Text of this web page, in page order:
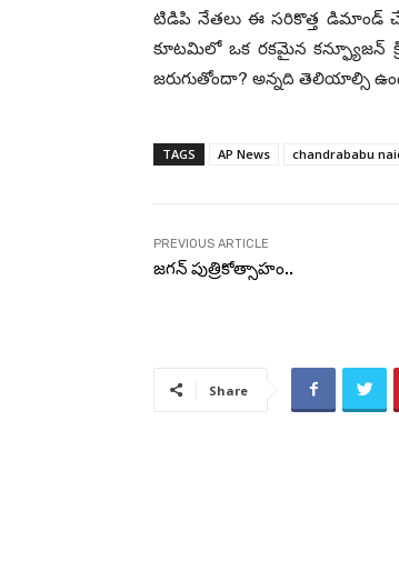
టిడిపి నేతలు ఈ సరికొత్త డిమాండ్
కూటమిలో ఒక రకమైన కన్ఫ్యూజన్
జరుగుతోందా? అన్నది తెలియాల్సి
TAGS AP News chandrababu
PREVIOUS ARTICLE
జగన్ పుత్రికోత్సాహం..
Share